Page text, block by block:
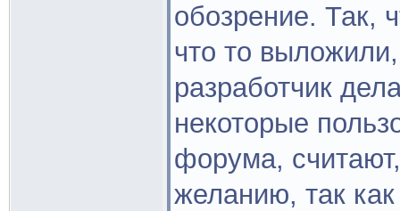
обозрение. Так,
что то
разработчик
некоторые
форума,
желанию, так